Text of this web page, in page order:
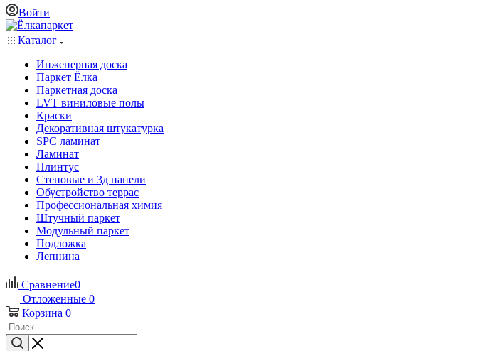
Войти
Каталог
Инженерная доска
Паркет Ёлка
Паркетная доска
LVT виниловые полы
Краски
Декоративная штукатурка
SPC ламинат
Ламинат
Плинтус
Стеновые и 3д панели
Обустройство террас
Профессиональная химия
Штучный паркет
Модульный паркет
Подложка
Лепнина
Сравнение0
Отложенные 0
Корзина 0